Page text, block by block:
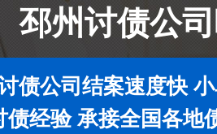
邳州讨债公
债公司结案速度快
债经验 承接全国各地